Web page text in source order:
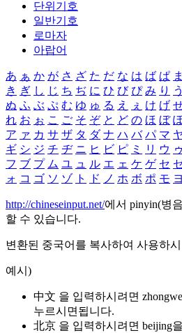
단위기호
일반기호
로마자
아랍어
あ ぁ か が さ ざ た だ な は ば ぱ ま
き ぎ し じ ち ぢ に ひ び ぴ み り う
ぬ ふ ぶ ぷ む ゆ ゅ る え ぇ け げ
れ お ぉ こ ご そ ぞ と ど の ほ ぼ
ア ァ カ サ ザ タ ダ ナ ハ バ パ マ
ギ シ ジ チ ヂ ニ ヒ ビ ピ ミ リ ウ ゥ
フ ブ プ ム ユ ュ ル エ ェ ケ ゲ セ
ォ コ ゴ ソ ゾ ト ド ノ ホ ボ ポ モ ヨ
http://chineseinput.net/에서 pinyin(병
할 수 있습니다.
변환된 중국어를 복사하여 사용하
예시)
中文 을 입력하시려면
누르시면됩니다.
北京 을 입력하시려면 beijing